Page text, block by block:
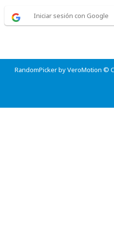
Iniciar sesión con Google
RandomPicker by VeroMotion ©